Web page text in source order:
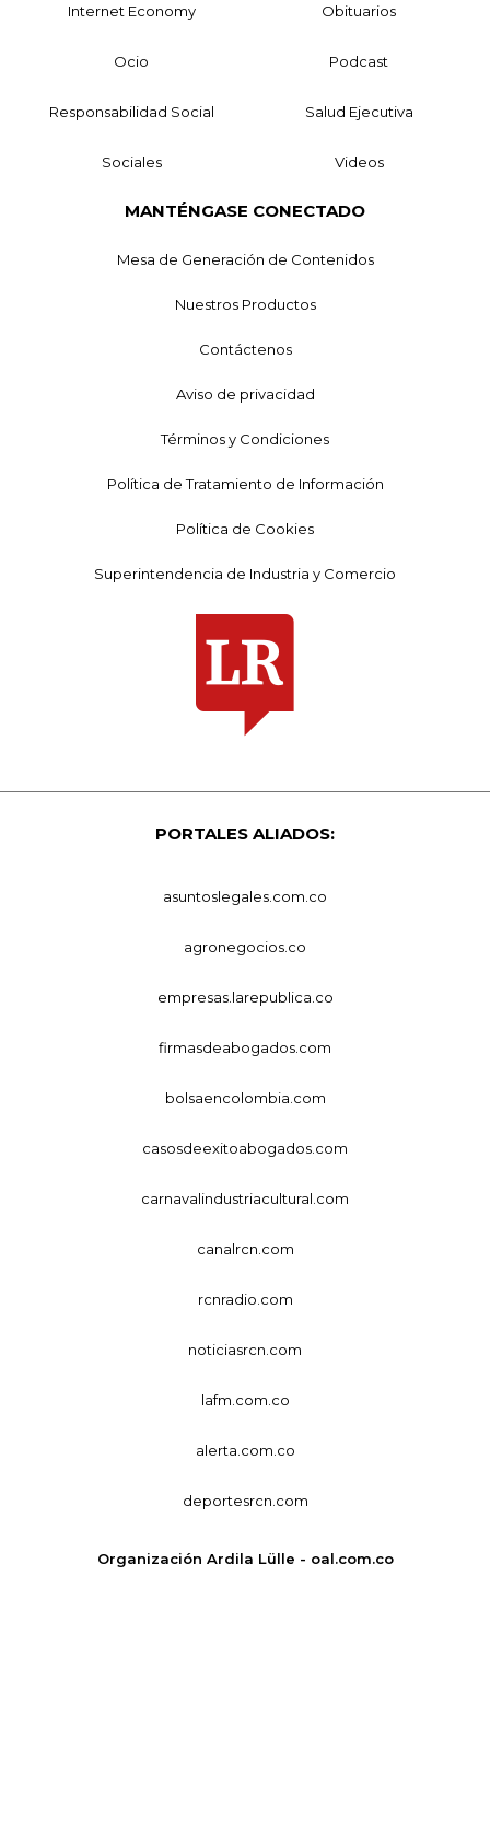
Internet Economy Obituarios
Ocio Podcast
Responsabilidad Social Salud Ejecutiva
Sociales Videos
MANTÉNGASE CONECTADO
Mesa de Generación de Contenidos
Nuestros Productos
Contáctenos
Aviso de privacidad
Términos y Condiciones
Política de Tratamiento de Información
Política de Cookies
Superintendencia de Industria y Comercio
PORTALES ALIADOS:
asuntoslegales.com.co
agronegocios.co
empresas.larepublica.co
firmasdeabogados.com
bolsaencolombia.com
casosdeexitoabogados.com
carnavalindustriacultural.com
canalrcn.com
rcnradio.com
noticiasrcn.com
lafm.com.co
alerta.com.co
deportesrcn.com
Organización Ardila Lülle - oal.com.co